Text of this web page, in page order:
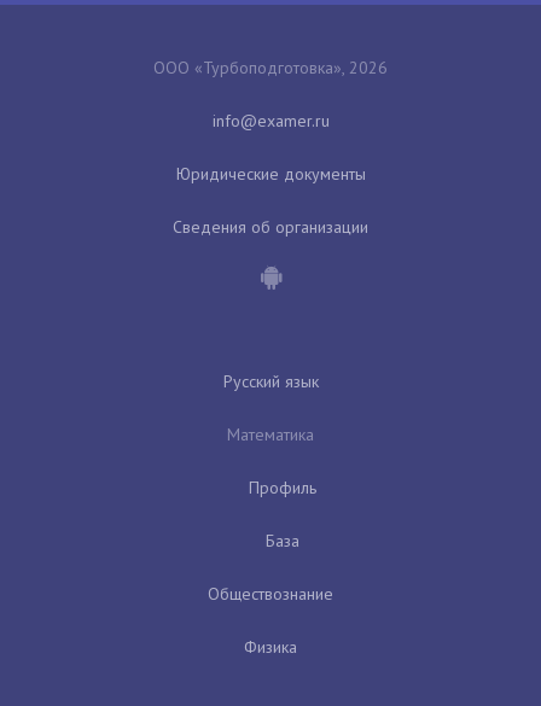
ООО «Турбоподготовка», 2026
Юридические документы
Сведения об организации
Русский язык
Математика
Профиль
База
Обществознание
Физика